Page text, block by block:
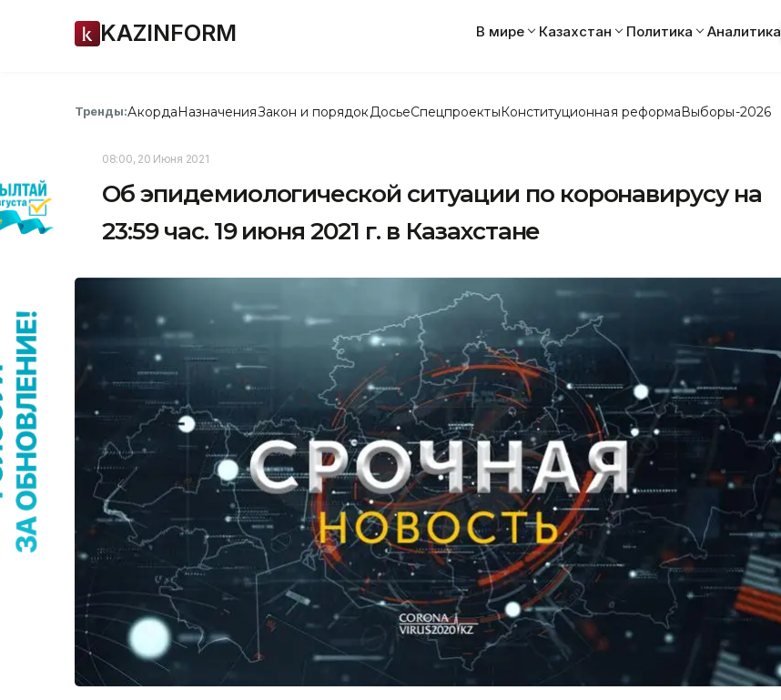
KAZINFORM В мире Казахстан Политика Аналитика
Тренды:АкордаНазначенияЗакон и порядок ДосьеСпецпроектыКонституционная реформаВыборы-2026
08:00, 20 Июня 2021
Об эпидемиологической ситуации по коронавирусу на
23:59 час. 19 июня 2021 г. в Казахстане